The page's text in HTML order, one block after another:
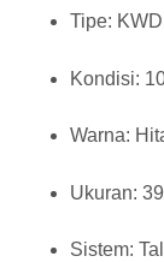
Tipe:
Kondisi:
Warna:
Ukuran:
Sistem: